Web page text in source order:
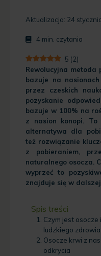
Aktualizacja: 24
4 min. czytania
5 (2)
Rewolucyjna metoda
bazuje na
przez czeskich
pozyskanie
bazuje w 100% na
z nasion konopi. To
alternatywa dla
też rozwiązanie
z pobieraniem,
naturalnego osocza.
wyprzeć to
znajduje się w dalszej
Spis treści
Czym jest
ludzkiego
Osocze krwi z
odkrycia